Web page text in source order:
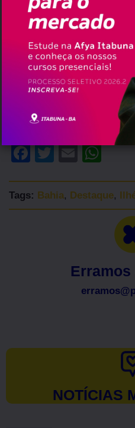
voltados ao
Raymundo Veloso
netos, além de um
serviço público e de
da Bahia.
Facebook
Twitter
Email
Tags: Bahia, Destaque,
Erramos
NOTÍCIAS